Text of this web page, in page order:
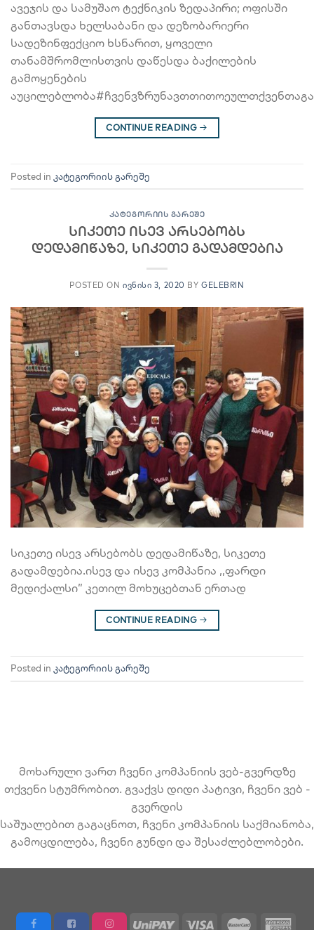
ავეჯის და სამუშაო ტექნიკის ზედაპირი; ოფისში
განთავსდა ხელსაბანი და დეზობარიერი
სადეზინფექციო ხსნარით, ყოველი
თანამშრომლისთვის დაწესდა ბაქილების
გამოყენების
CONTINUE READING →
Posted in კატეგორიის გარეშე
ᲙᲐᲢᲔᲒᲝᲠᲘᲘᲡ ᲒᲐᲠᲔᲨᲔ
სიკეთე ისევ არსებობს
დედამიწაზე, სიკეთე გადამდებია
POSTED ONᲘᲕᲜᲘᲡᲘ 3, 2020 BYGELEBRIN
სიკეთე ისევ არსებობს დედამიწაზე, სიკეთე
გადამდებია.ისევ და ისევ კომპანია ,,ფარდი
მედიქალსი” კეთილ მოხუცებთან ერთად
CONTINUE READING →
Posted in კატეგორიის გარეშე
მოხარული ვართ ჩვენი კომპანიის ვებ-გვერდზე
თქვენი სტუმრობით. გვაქვს დიდი პატივი, ჩვენი ვებ -
გვერდის
საშუალებით გაგაცნოთ, ჩვენი კომპანიის საქმიანობა,
გამოცდილება, ჩვენი გუნდი და შესაძლებლობები.